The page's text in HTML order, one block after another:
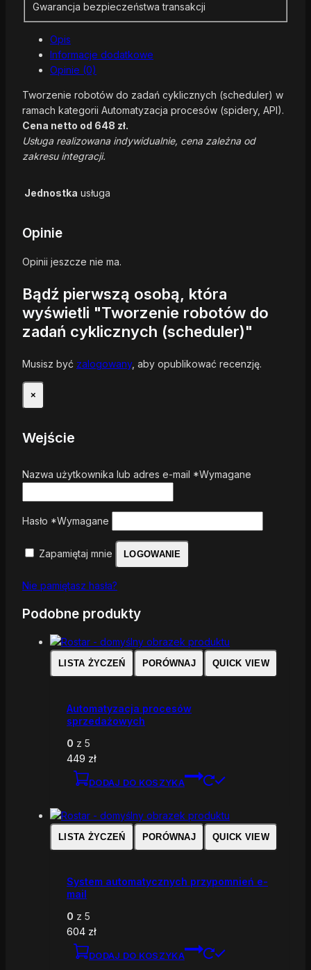
Gwarancja bezpieczeństwa transakcji
Opis
Informacje dodatkowe
Opinie (0)
Tworzenie robotów do zadań cyklicznych (scheduler) w
ramach kategorii Automatyzacja procesów (spidery, API).
Cena netto od 648 zł.
Usługa realizowana indywidualnie, cena zależna od
zakresu integracji.
Jednostka usługa
Opinie
Opinii jeszcze nie ma.
Bądź pierwszą osobą, która
wyświetli "Tworzenie robotów do
zadań cyklicznych (scheduler)"
Musisz być zalogowany, aby opublikować recenzję.
×
Wejście
Nazwa użytkownika lub adres e-mail *Wymagane
Hasło *Wymagane
Zapamiętaj mnie LOGOWANIE
Nie pamiętasz hasła?
Podobne produkty
LISTA ŻYCZEŃ PORÓWNAJ QUICK VIEW
Automatyzacja procesów
sprzedażowych
0 z 5
449 zł
DODAJ DO KOSZYKA
LISTA ŻYCZEŃ PORÓWNAJ QUICK VIEW
System automatycznych przypomnień e-
mail
0 z 5
604 zł
DODAJ DO KOSZYKA